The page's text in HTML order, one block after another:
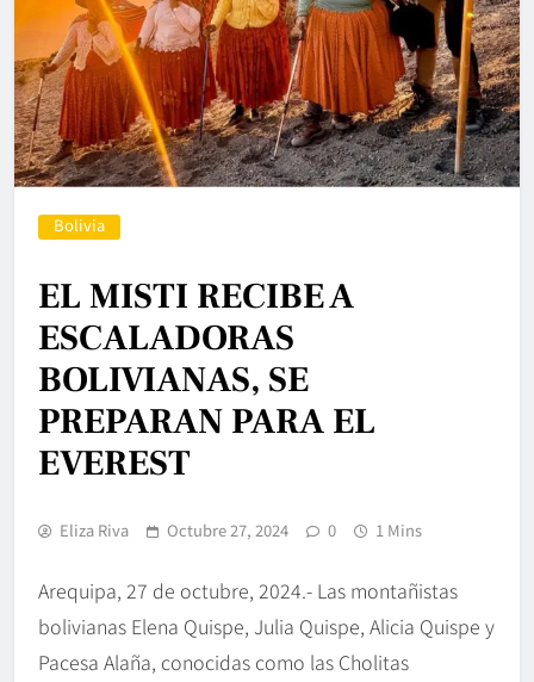
Bolivia
EL MISTI RECIBE A
ESCALADORAS
BOLIVIANAS, SE
PREPARAN PARA EL
EVEREST
Eliza Riva Octubre 27, 2024 0 1 Mins
Arequipa, 27 de octubre, 2024.- Las montañistas
bolivianas Elena Quispe, Julia Quispe, Alicia Quispe y
Pacesa Alaña, conocidas como las Cholitas